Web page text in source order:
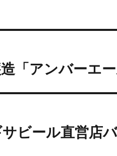
アンバーエー
ビール直営店